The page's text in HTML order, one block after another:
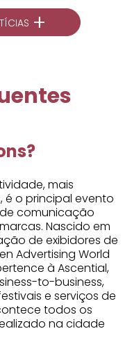
+
mais
é o principal evento
comunicação
Nascido em
de exibidores de
Advertising World
à Ascential,
to-business,
e serviços de
todos os
na cidade